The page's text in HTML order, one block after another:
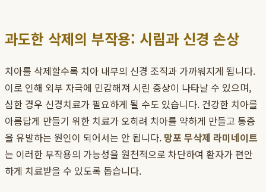
과도한 삭제의 부작용: 시림과 신경 손상
치아를 삭제할수록 치아 내부의 신경 조직과 가까워지게 됩니다.
이로 인해 외부 자극에 민감해져 시린 증상이 나타날 수 있으며,
심한 경우 신경치료가 필요하게 될 수도 있습니다. 건강한 치아를
아름답게 만들기 위한 치료가 오히려 치아를 약하게 만들고 통증
을 유발하는 원인이 되어서는 안 됩니다. 망포 무삭제 라미네이트
는 이러한 부작용의 가능성을 원천적으로 차단하여 환자가 편안
하게 치료받을 수 있도록 돕습니다.